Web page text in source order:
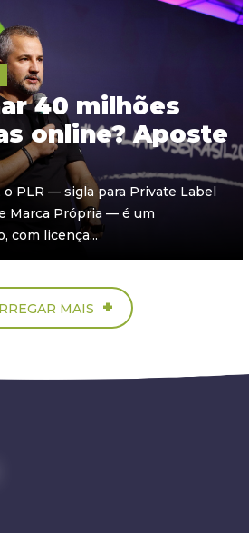
40 milhões
online? Aposte
PLR — sigla para Private Label
Marca Própria — é um
com licença...
MAIS +